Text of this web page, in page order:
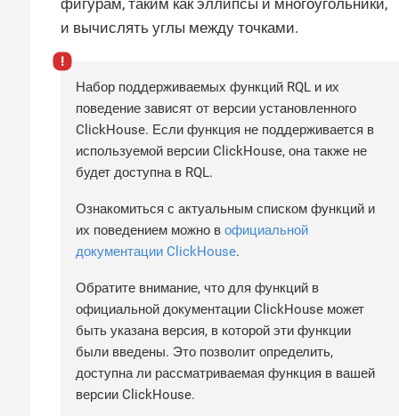
фигурам, таким как эллипсы и многоугольники,
и вычислять углы между точками.
Набор поддерживаемых функций RQL и их
поведение зависят от версии установленного
ClickHouse. Если функция не поддерживается в
используемой версии ClickHouse, она также не
будет доступна в RQL.
Ознакомиться с актуальным списком функций и
их поведением можно в официальной
документации ClickHouse.
Обратите внимание, что для функций в
официальной документации ClickHouse может
быть указана версия, в которой эти функции
были введены. Это позволит определить,
доступна ли рассматриваемая функция в вашей
версии ClickHouse.